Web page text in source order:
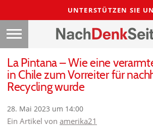
UNTERSTÜTZEN SIE
La Pintana – Wie eine
in Chile zum Vorreiter für
Recycling wurde
28. Mai 2023 um 14:00
Ein Artikel von amerika21